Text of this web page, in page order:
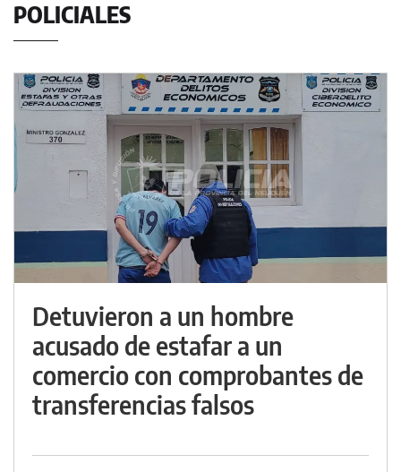
POLICIALES
Detuvieron a un hombre
acusado de estafar a un
comercio con comprobantes de
transferencias falsos